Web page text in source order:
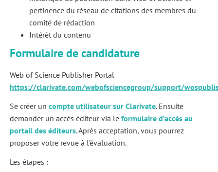
pertinence du réseau de citations des membres du
comité de rédaction
Intérêt du contenu
Formulaire de candidature
Web of Science Publisher Portal
https://clarivate.com/webofsciencegroup/support/
Se créer un compte utilisateur sur Clarivate. Ensuite
demander un accès éditeur via le formulaire d’accès au
portail des éditeurs. Après acceptation, vous pourrez
proposer votre revue à l’évaluation.
Les étapes :